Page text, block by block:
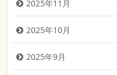
2025年11月
2025年10月
2025年9月